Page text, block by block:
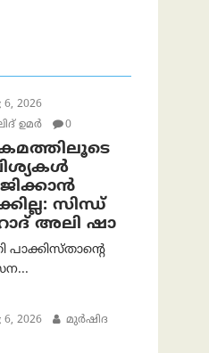
6, 2026
ഉമര്‍
0
സിന്ധ്
അലി ഷാ
പാക്കിസ്താന്റെ
6, 2026
മുര്‍ഷിദ